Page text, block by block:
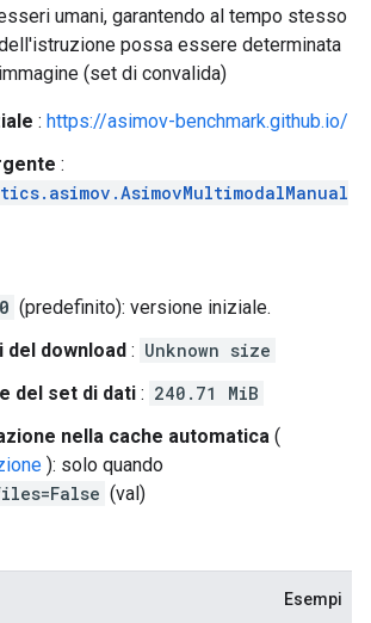
umani, garantendo al tempo stesso
possa essere determinata
(set di convalida)
: https://asimov-benchmark.github.io/
:
(predefinito): versione iniziale.
del download : Unknown size
del set di dati : 240.71 MiB
nella cache automatica (
): solo quando
(val)
Esempi